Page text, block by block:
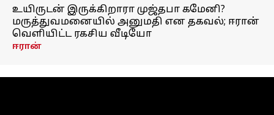
உயிருடன் இருக்கிறாரா முஜ்தபா கமேனி?
மருத்துவமனையில் அனுமதி என தகவல்; ஈரான்
வெளியிட்ட ரகசிய வீடியோ
ஈரான்